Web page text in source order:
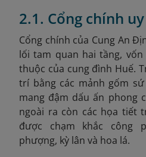
2.1. Cổng chính
Cổng chính của Cung An
lối tam quan hai tầng,
thuộc của cung đình Huế.
trí bằng các mảnh gốm
mang đậm dấu ấn phong
ngoài ra còn các họa tiết
được chạm khắc công
phượng, kỳ lân và hoa lá.